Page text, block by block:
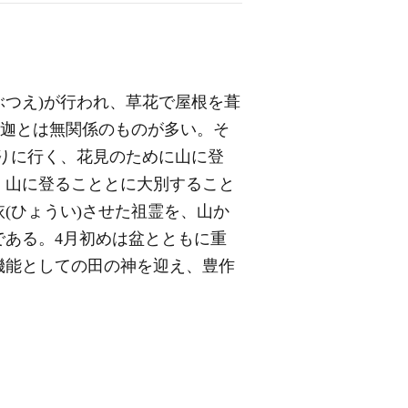
え)が行われ、草花で屋根を葺
とは無関係のものが多い。そ
に行く、花見のために山に登
に登ることとに大別すること
ひょうい)させた祖霊を、山か
る。4月初めは盆とともに重
としての田の神を迎え、豊作